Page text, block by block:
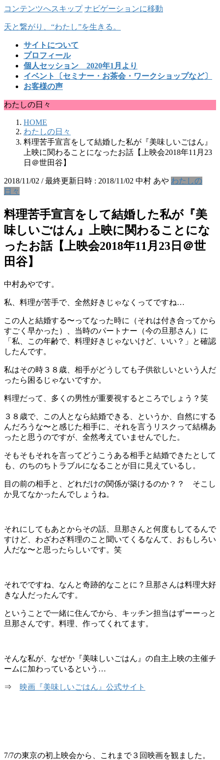
コンテンツへスキップ ナビゲーションに移動
天と繋がり、“わたし”を生きる。
サイトについて
プロフィール
個人セッション 2020年1月より
イベント〔セミナー・お茶会・ワークショップなど〕
お客様の声
わたしの日々
HOME
わたしの日々
料理苦手宣言をして結婚した私が『美味しいごはん』
上映に関わることになったお話【上映会2018年11月23
日＠世田谷】
2018/11/02 / 最終更新日時 : 2018/11/02 中村 あや わたしの
日々
料理苦手宣言をして結婚した私が『美
味しいごはん』上映に関わることにな
ったお話【上映会2018年11月23日＠世
田谷】
中村あやです。
私、料理が苦手で、全然好きじゃなくってですね…
この人と結婚する〜ってなった時に（それは付き合ってから
すごく早かった）、当時のパートナー（今の旦那さん）に
「私、この年齢で、料理好きじゃないけど、いい？」と確認
したんです。
私はその時３８歳、相手がどうしても子供欲しいという人だ
ったら困るじゃないですか。
料理だって、多くの男性が重要視するところでしょう？笑
３８歳で、この人となら結婚できる、というか、自然にする
んだろうな〜と感じた相手に、それを言うリスクって結構あ
ったと思うのですが、全然考えていませんでした。
そもそもそれを言ってどうこうある相手と結婚できたとして
も、のちのちトラブルになることが目に見えているし。
目の前の相手と、どれだけの関係が築けるのか？？ そこし
か見てなかったんでしょうね。
それにしてもあとからその話、旦那さんと何度もしてるんで
すけど、わざわざ料理のこと聞いてくるなんて、おもしろい
人だな〜と思ったらしいです。笑
それでですね、なんと奇跡的なことに？旦那さんは料理大好
きな人だったんです。
ということで一緒に住んでから、キッチン担当はずーーっと
旦那さんです。料理、作ってくれてます。
そんな私が、なぜか『美味しいごはん』の自主上映の主催チ
ームに加わっているという…
⇒ 映画『美味しいごはん』公式サイト
7/7の東京の初上映会から、これまで３回映画を観ました。